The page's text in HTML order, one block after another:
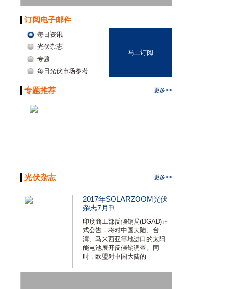
订阅电子邮件
每日资讯
光伏杂志
专题
每日光伏市场参考
马上订阅
专题推荐 更多>>
光伏杂志 更多>>
2017年SOLARZOOM光伏
杂志7月刊
印度商工部反倾销局(DGAD)正
式公告，将对中国大陆、台
湾、马来西亚等地进口的太阳
能电池展开反倾销调查。同
时，欧盟对中国大陆的